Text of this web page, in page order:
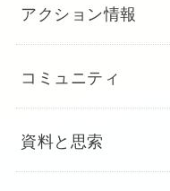
アクション情報
コミュニティ
資料と思索